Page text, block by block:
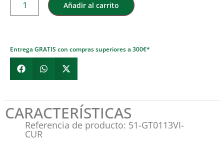
Añadir al carrito
Entrega GRATIS con compras superiores a 300€*
CARACTERÍSTICAS
Referencia de producto: 51-GT0113VI-
CUR